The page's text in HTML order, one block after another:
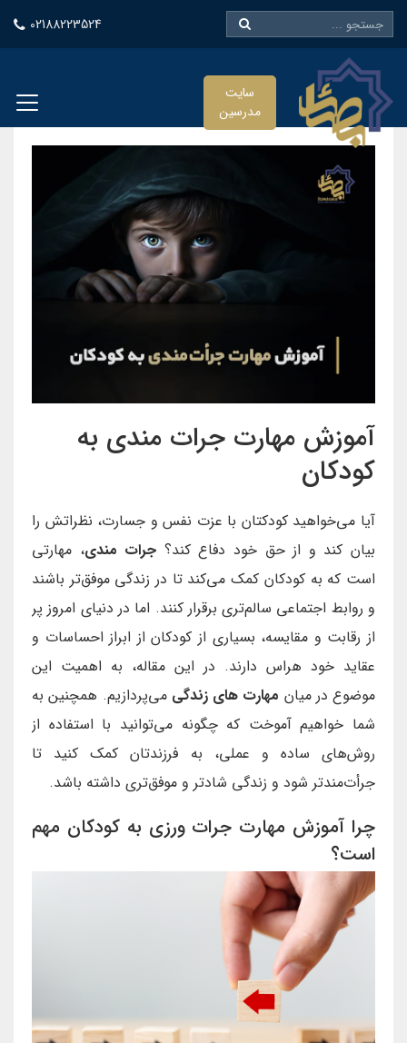
02188223524
سایت
مدرسین
آموزش مهارت جرات مندی به
کودکان
آیا می‌خواهید کودکتان با عزت نفس و جسارت، نظراتش را
بیان کند و از حق خود دفاع کند؟ جرات مندی، مهارتی
است که به کودکان کمک می‌کند تا در زندگی موفق‌تر باشند
و روابط اجتماعی سالم‌تری برقرار کنند. اما در دنیای امروز پر
از رقابت و مقایسه، بسیاری از کودکان از ابراز احساسات و
عقاید خود هراس دارند. در این مقاله، به اهمیت این
موضوع در میان مهارت های زندگی می‌پردازیم. همچنین به
شما خواهیم آموخت که چگونه می‌توانید با استفاده از
روش‌های ساده و عملی، به فرزندتان کمک کنید تا
جرأت‌مندتر شود و زندگی شادتر و موفق‌تری داشته باشد.
چرا آموزش مهارت جرات ورزی به کودکان مهم
است؟